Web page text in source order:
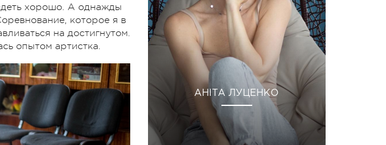
хорошо. А однажды
которое я в
на достигнутом.
опытом артистка.
АНІТА ЛУЦЕНКО